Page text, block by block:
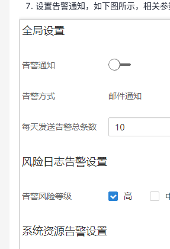
设置告警通知，如下图所示，相关参